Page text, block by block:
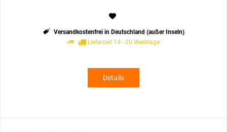
Versandkostenfrei in Deutschland (außer Inseln)
Lieferzeit 14 - 20 Werktage
Details